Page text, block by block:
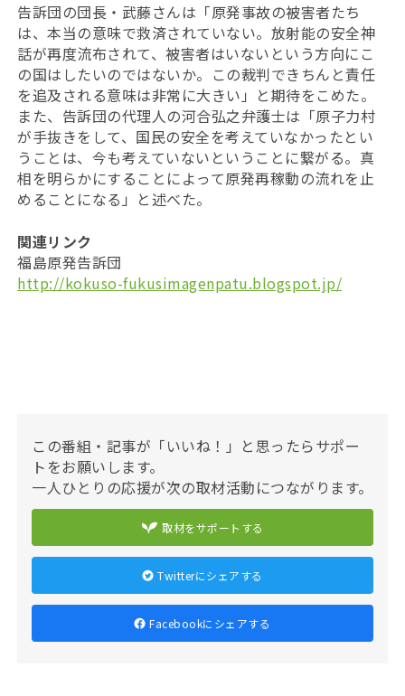
告訴団の団長・武藤さんは「原発事故の被害者たち
は、本当の意味で救済されていない。放射能の安全神
話が再度流布されて、被害者はいないという方向にこ
の国はしたいのではないか。この裁判できちんと責任
を追及される意味は非常に大きい」と期待をこめた。
また、告訴団の代理人の河合弘之弁護士は「原子力村
が手抜きをして、国民の安全を考えていなかったとい
うことは、今も考えていないということに繋がる。真
相を明らかにすることによって原発再稼動の流れを止
めることになる」と述べた。
関連リンク
福島原発告訴団
http://kokuso-fukusimagenpatu.blogspot.jp/
この番組・記事が「いいね！」と思ったらサポー
トをお願いします。
一人ひとりの応援が次の取材活動につながります。
取材をサポートする
Twitterにシェアする
Facebookにシェアする